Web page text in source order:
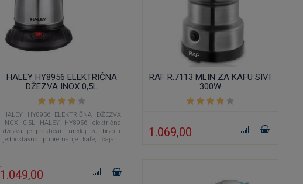
HALEY HY8956 ELEKTRIČNA
DŽEZVA INOX 0,5L
HALEY HY8956 ELEKTRIČNA DŽEZVA
INOX 0.5L HALEY HY8956 električna
džezva je praktičan uređaj za brzo i
jednostavno pripremanje kafe, čaja i
1.049,00
RAF R.7113 MLIN ZA KAFU SIVI
300W
1.069,00